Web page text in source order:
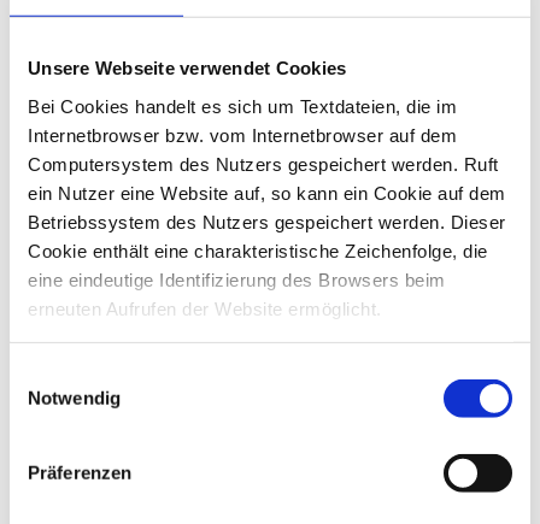
Unsere Webseite verwendet Cookies
Bei Cookies handelt es sich um Textdateien, die im
Internetbrowser bzw. vom Internetbrowser auf dem
Computersystem des Nutzers gespeichert werden. Ruft
ein Nutzer eine Website auf, so kann ein Cookie auf dem
Betriebssystem des Nutzers gespeichert werden. Dieser
Cookie enthält eine charakteristische Zeichenfolge, die
eine eindeutige Identifizierung des Browsers beim
erneuten Aufrufen der Website ermöglicht.
Notwendig
Präferenzen
Hier durchblättern >>
Download als PDF